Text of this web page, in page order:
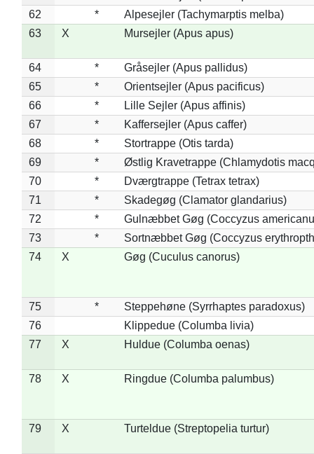
62
*
Alpesejler (Tachymarptis melba)
63
X Mursejler (Apus apus)
64 *
Gråsejler (Apus pallidus)
65
*
Orientsejler (Apus pacificus)
66
*
Lille Sejler (Apus affinis)
67
*
Kaffersejler (Apus caffer)
68
*
Stortrappe (Otis tarda)
69
*
Østlig Kravetrappe (Chlamydotis
70
*
Dværgtrappe (Tetrax tetrax)
71
*
Skadegøg (Clamator glandarius)
72
*
Gulnæbbet Gøg (Coccyzus
73
*
Sortnæbbet Gøg (Coccyzus
74
X Gøg (Cuculus canorus)
75 *
Steppehøne (Syrrhaptes paradoxus)
76
Klippedue (Columba livia)
77
X Huldue (Columba oenas)
78 X Ringdue (Columba palumbus)
79 X Turteldue (Streptopelia turtur)